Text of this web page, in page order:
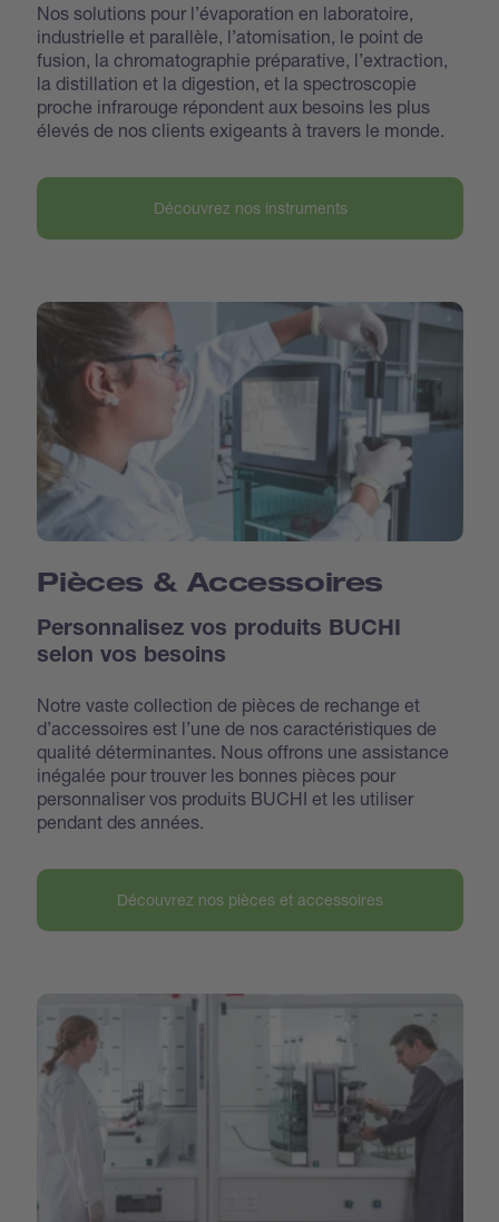
Nos solutions pour l’évaporation en laboratoire,
industrielle et parallèle, l’atomisation, le point de
fusion, la chromatographie préparative, l’extraction,
la distillation et la digestion, et la spectroscopie
proche infrarouge répondent aux besoins les plus
élevés de nos clients exigeants à travers le monde.
Découvrez nos instruments
Pièces & Accessoires
Personnalisez vos produits BUCHI
selon vos besoins
Notre vaste collection de pièces de rechange et
d’accessoires est l’une de nos caractéristiques de
qualité déterminantes. Nous offrons une assistance
inégalée pour trouver les bonnes pièces pour
personnaliser vos produits BUCHI et les utiliser
pendant des années.
Découvrez nos pièces et accessoires